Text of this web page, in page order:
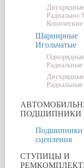
Двухрядные
Конические
Шарнирные
Игольчатые
Однорядные
Радиальные
Двухрядные
Радиальные
ПОДШИПНИКИ
Подшипники
сцепления
СТУПИЦЫ И